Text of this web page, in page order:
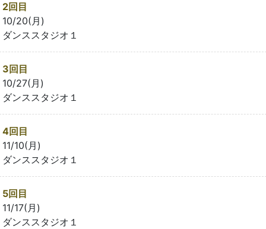
2回目
10/20(月)
ダンススタジオ１
3回目
10/27(月)
ダンススタジオ１
4回目
11/10(月)
ダンススタジオ１
5回目
11/17(月)
ダンススタジオ１